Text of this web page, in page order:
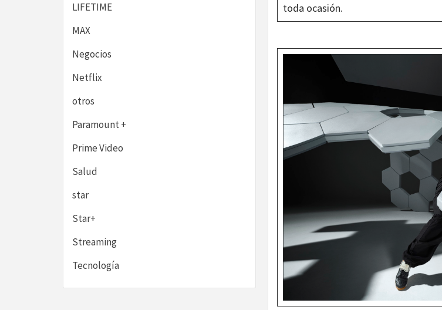
toda ocasión.
LIFETIME
MAX
Negocios
Netflix
otros
Paramount +
Prime Video
Salud
star
Star+
Streaming
Tecnología